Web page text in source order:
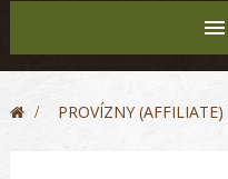
> PROVÍZNY